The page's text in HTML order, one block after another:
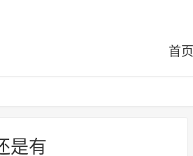
首页
是有